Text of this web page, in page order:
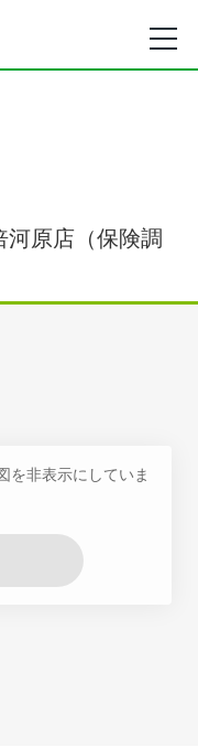
原店（保険調
を非表示にしていま